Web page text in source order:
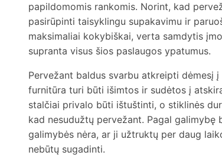
papildomomis rankomis. Norint, kad
pasirūpinti taisyklingu supakavimu ir
maksimaliai kokybiškai, verta samdytis
supranta visus šios paslaugos ypatumus.
Pervežant baldus svarbu atkreipti dėmesį
furnitūra turi būti išimtos ir sudėtos į
stalčiai privalo būti ištuštinti, o stiklinės
kad nesudužtų pervežant. Pagal
galimybės nėra, ar ji užtruktų per daug
nebūtų sugadinti.